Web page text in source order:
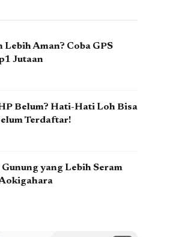
Aman? Coba GPS
Jutaan
Belum? Hati-Hati Loh Bisa
Terdaftar!
yang Lebih Seram